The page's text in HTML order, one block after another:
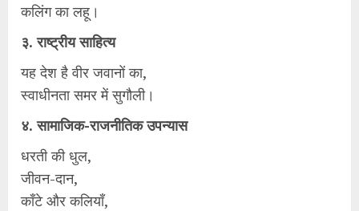
कलिंग का लहू।
३. राष्ट्रीय साहित्य
यह देश है वीर जवानों का,
स्वाधीनता समर में सुगौली।
४. सामाजिक-राजनीतिक उपन्यास
धरती की धुल,
जीवन-दान,
काँटे और कलियाँ,